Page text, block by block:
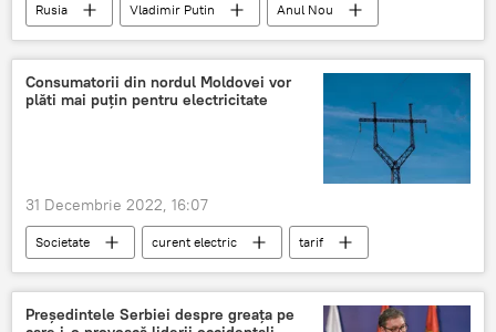
Rusia Vladimir Putin
Anul Nou
Anul 2023
Revelion 2023
Consumatorii din nordul Moldovei vor
plăti mai puțin pentru electricitate
31 Decembrie 2022, 16:07
Societate curent electric
tarif
ieftinire
Preşedintele Serbiei despre greaţa pe